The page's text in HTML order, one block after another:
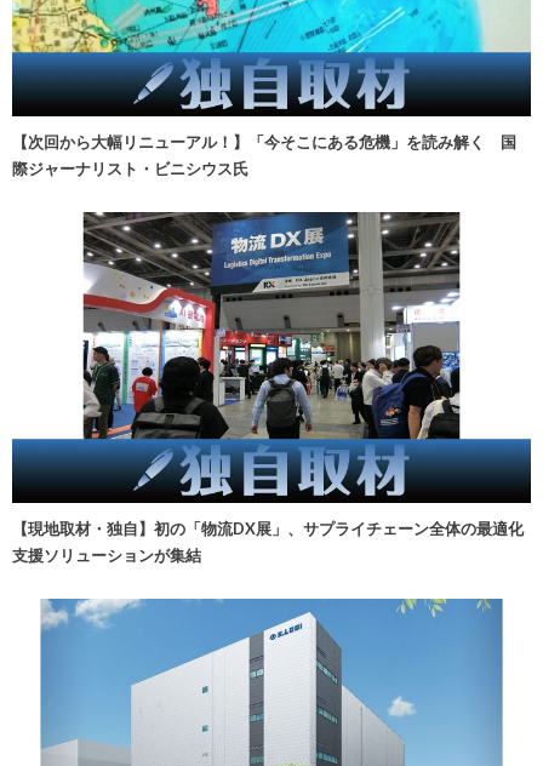
【次回から大幅リニューアル！】「今そこにある危機」を読み解く 国
際ジャーナリスト・ビニシウス氏
【現地取材・独自】初の「物流DX展」、サプライチェーン全体の最適化
支援ソリューションが集結